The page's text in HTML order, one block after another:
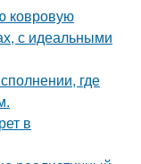
ковровую
с идеальными
где
в